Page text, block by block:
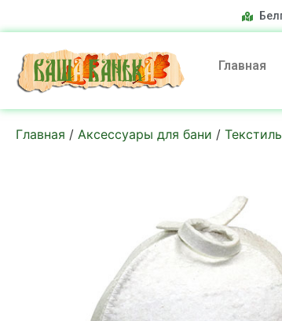
Главная
Главная / Аксессуары для бани / Текстиль